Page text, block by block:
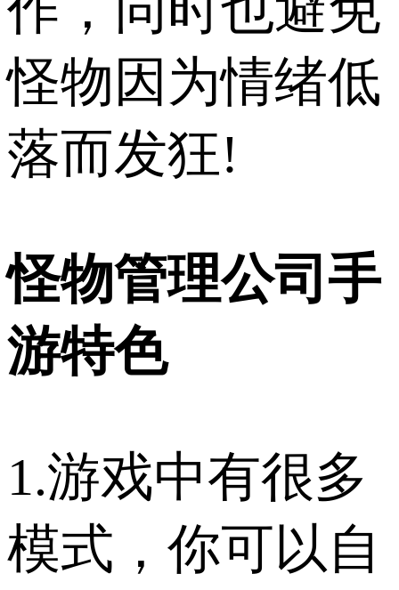
怪物因为情绪低
落而发狂!
怪物管理公司手
游特色
1.游戏中有很多
模式，你可以自